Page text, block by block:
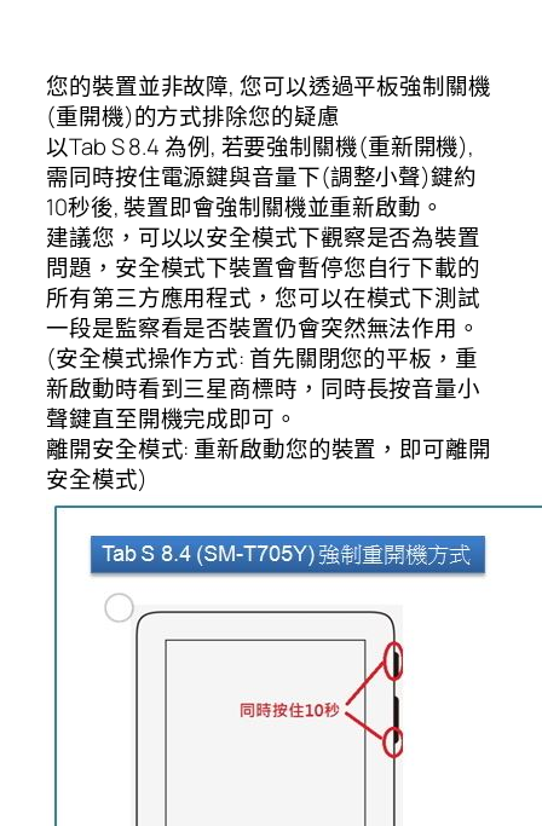
您的裝置並非故障, 您可以透過平板強制關機
(重開機)的方式排除您的疑慮
以Tab S 8.4 為例, 若要強制關機(重新開機),
需同時按住電源鍵與音量下(調整小聲)鍵約
10秒後, 裝置即會強制關機並重新啟動。
建議您，可以以安全模式下觀察是否為裝置
問題，安全模式下裝置會暫停您自行下載的
所有第三方應用程式，您可以在模式下測試
一段是監察看是否裝置仍會突然無法作用。
(安全模式操作方式: 首先關閉您的平板，重
新啟動時看到三星商標時，同時長按音量小
聲鍵直至開機完成即可。
離開安全模式: 重新啟動您的裝置，即可離開
安全模式)